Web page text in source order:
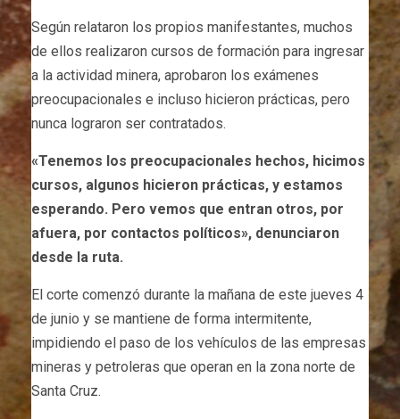
Según relataron los propios manifestantes, muchos
de ellos realizaron cursos de formación para ingresar
a la actividad minera, aprobaron los exámenes
preocupacionales e incluso hicieron prácticas, pero
nunca lograron ser contratados.
«Tenemos los preocupacionales hechos, hicimos
cursos, algunos hicieron prácticas, y estamos
esperando. Pero vemos que entran otros, por
afuera, por contactos políticos», denunciaron
desde la ruta.
El corte comenzó durante la mañana de este jueves 4
de junio y se mantiene de forma intermitente,
impidiendo el paso de los vehículos de las empresas
mineras y petroleras que operan en la zona norte de
Santa Cruz.